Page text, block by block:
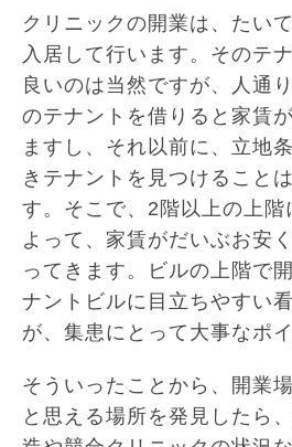
クリニックの開業は、たい
入居して行います。そのテ
良いのは当然ですが、人通
のテナントを借りると家賃
ますし、それ以前に、立地
きテナントを見つけること
す。そこで、2階以上の上階
よって、家賃がだいぶお安
ってきます。ビルの上階で
ナントビルに目立ちやすい
が、集患にとって大事なポ
そういったことから、開業
と思える場所を発見したら